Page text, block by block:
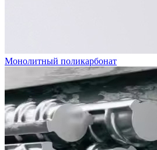
Монолитный поликарбонат